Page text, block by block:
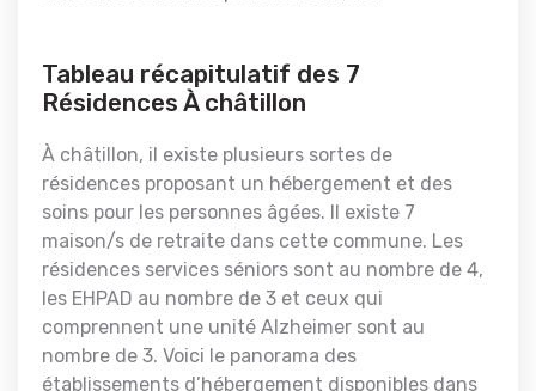
Tableau récapitulatif des 7
Résidences À châtillon
À châtillon, il existe plusieurs sortes de
résidences proposant un hébergement et des
soins pour les personnes âgées. Il existe 7
maison/s de retraite dans cette commune. Les
résidences services séniors sont au nombre de 4,
les EHPAD au nombre de 3 et ceux qui
comprennent une unité Alzheimer sont au
nombre de 3. Voici le panorama des
établissements d’hébergement disponibles dans